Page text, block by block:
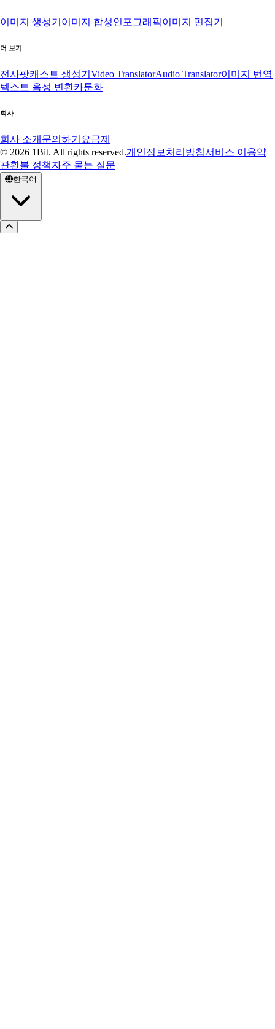
이미지 생성기 이미지 합성인포그래픽이미지 편집기
더 보기
전사팟캐스트 생성기 Video TranslatorAudio Translator이미지 번역
텍스트 음성 변환카툰화
회사
회사 소개 문의하기 요금제
© 2026 1Bit. All rights reserved.개인정보처리방침서비스 이용약
관환불 정책자주 묻는 질문
한국어